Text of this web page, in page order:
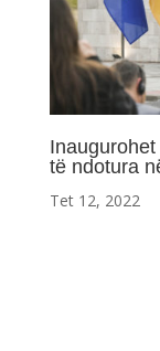
të ndotura
Tet 12, 2022